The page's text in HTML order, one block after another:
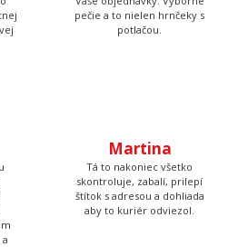
pečie a to nielen hrnčeky s
potlačou.
Martina
Tá to nakoniec všetko
skontroluje, zabalí, prilepí
štítok s adresou a dohliada
aby to kuriér odviezol.